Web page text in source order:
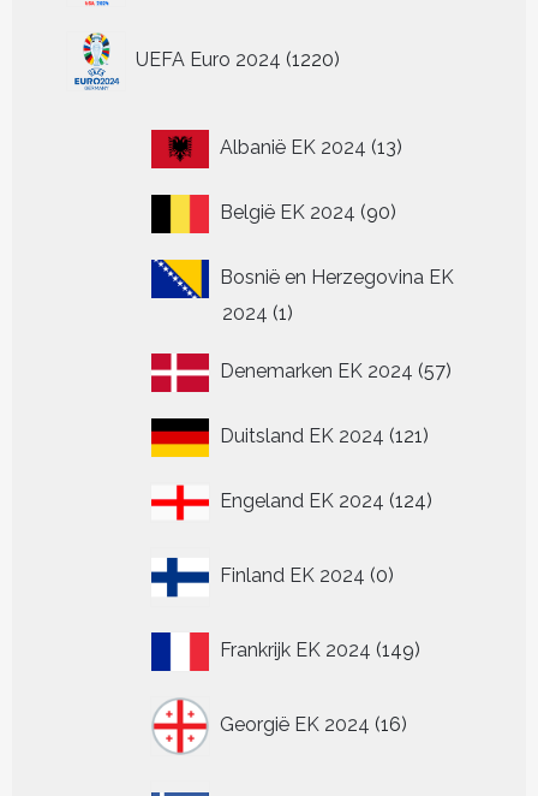
UEFA Euro 2024 1220
producten
Albanië EK 2024 1313
België EK 2024 9090
Bosnië en Herzegovina EK
2024 11
Denemarken EK 2024 5757
Duitsland EK 2024 121121
Engeland EK 2024 124124
Finland EK 2024 0
producten
Frankrijk EK 2024 149149
Georgië EK 2024 16
producten